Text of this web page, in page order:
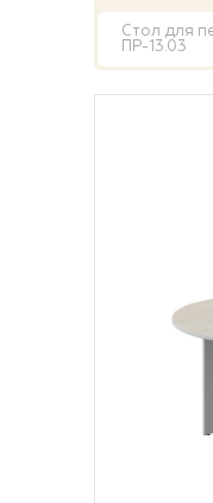
Стол для
ПР-13.03